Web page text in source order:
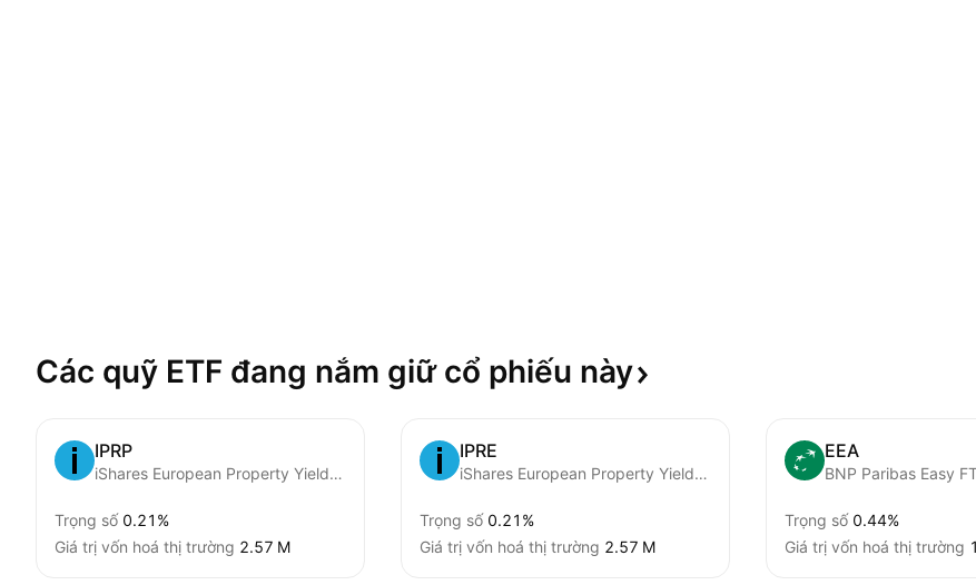
Các quỹ ETF đang nắm giữ cổ phiếu này
IPRP
iShares European Property Yield UCITS ETF
Trọng số 0.21%
Giá trị vốn hoá thị trường ‪2.57 M‬
IPRE
iShares European Property Yield UCITS ETF
Trọng số 0.21%
Giá trị vốn hoá thị trường ‪2.57 M‬
EEA
Trọng số 0.44%
Giá trị vốn hoá thị trường